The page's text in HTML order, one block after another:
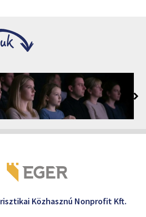
3300, Törvényház utca 4.
Közhasznú Nonprofit Kft.